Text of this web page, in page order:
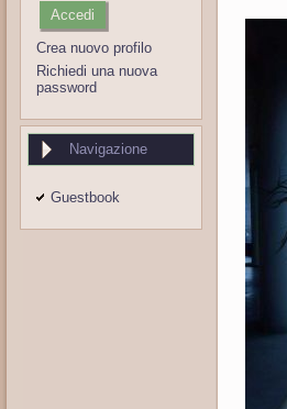
Crea nuovo profilo
Richiedi una nuova
password
Navigazione
Guestbook